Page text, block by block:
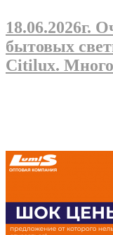
18.06.2026г.
бытовых
Citilux.